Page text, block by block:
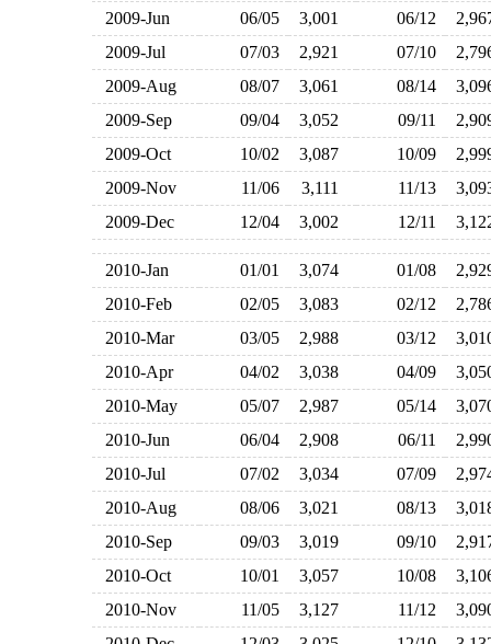
2009-Jun
06/05 3,001 06/12
2009-Jul
07/03 2,921 07/10
2009-Aug
08/07 3,061 08/14
2009-Sep
09/04 3,052 09/11
2009-Oct
10/02 3,087 10/09
2009-Nov
11/06 3,111 11/13
2009-Dec
12/04 3,002 12/11
2010-Jan 01/01 3,074 01/08
2010-Feb
02/05 3,083 02/12
2010-Mar
03/05 2,988 03/12
2010-Apr
04/02 3,038 04/09
2010-May
05/07 2,987 05/14
2010-Jun
06/04 2,908 06/11
2010-Jul
07/02 3,034 07/09
2010-Aug
08/06 3,021 08/13
2010-Sep
09/03 3,019 09/10
2010-Oct
10/01 3,057 10/08
2010-Nov
11/05 3,127 11/12